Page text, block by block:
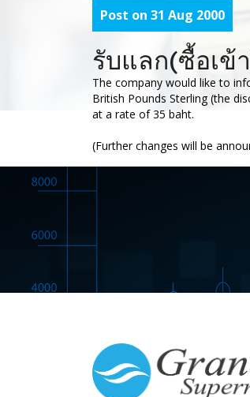
Post on 31 Aug 2000
รับแลก(ซื้อเข้
The company would like to
British Pounds Sterling (the
at a rate of 35 baht.
(Further changes will be